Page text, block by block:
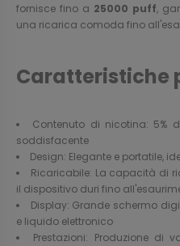
fornisce fino a 25000 puff,
una ricarica comoda fino
Caratteristiche
Contenuto di nicotina: 5%
soddisfacente
Design: Elegante e portatile,
Ricaricabile: La capacità di
il dispositivo duri fino
Display: Grande schermo
e liquido elettronico
Prestazioni: Produzione di